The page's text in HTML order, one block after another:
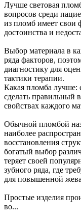
Лучше световая
вопросов среди
из пломб имеет свои
достоинства и
Выбор материала в
ряда факторов,
диагностику для
тактики терапии.
Какая пломба лучше:
сделать правильный
свойствах каждого
Обычной пломбой
наиболее
восстановления
богатый выбор
теряет своей
зубного ряда, где
для повышенной
Простые изделия
во...